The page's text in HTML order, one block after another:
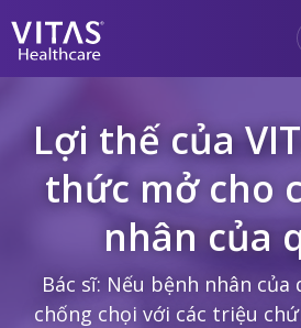
Cơ bản về chăm sóc cuối đời
Dịch vụ
Chuyên gia chăm sóc sức
khỏe
Gia đình và người chăm sóc
Lợi thế của
thức mở cho
nhân của
Bác sĩ: Nếu bệnh nhân của
chống chọi với các triệu